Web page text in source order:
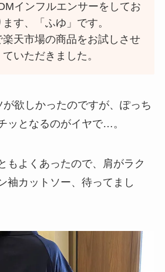
インフルエンサーをしてお
ます、「ふゆ」です。
楽天市場の商品をお試しさせ
ていただきました。
欲しかったのですが、 ぽっち
ッとなるのがイヤで…。
もよくあったので、
肩がラク
袖カットソー、待ってまし